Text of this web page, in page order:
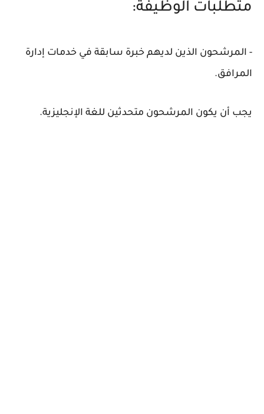
متطلبات الوظيفة:
- المرشحون الذين لديهم خبرة سابقة في خدمات إدارة
المرافق.
يجب أن يكون المرشحون متحدثين للغة الإنجليزية.